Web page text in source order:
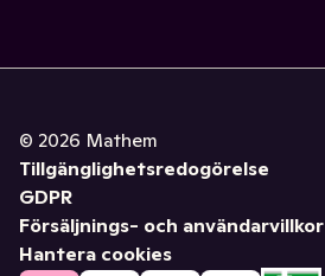
© 2026 Mathem
Tillgänglighetsredogörelse
GDPR
Försäljnings- och användarvillkor
Hantera cookies